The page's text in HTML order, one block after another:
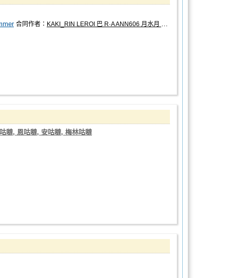
合同作者： KAKI_RIN LEROI 巴 R·A ANN606 月水月 鳩山井鶴 krab 貓貓子 渣音
噠, 恩咕噠, 安咕噠, 梅林咕噠